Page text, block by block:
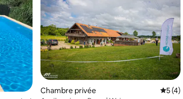
appréciés
Chambre privée
5 (4)